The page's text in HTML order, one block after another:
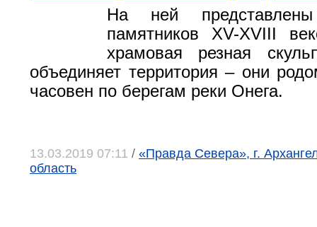
На ней
памятников XV-XVIII
храмовая резная
объединяет территория – они
часовен по берегам реки Онега.
13.03.2019 07:11 / «Правда Севера», г.
область